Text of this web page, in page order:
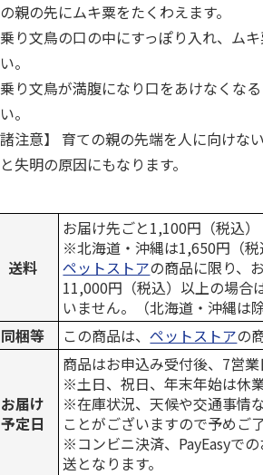
デオトイレ 飛び散
1,320円
(送料別・税込)
獣医師開発 ニオイ
レー
1,550円
(送料別・税込)
親の先にムキ粟をたくわえます。
り文鳥の口の中にすっぽり入れ、ム
。
り文鳥が満腹になり口をあけなくな
。
諸注意】 育ての親の先端を人に向けな
失明の原因にもなります。
送料
お届け先ごと1,100円（税込）
※北海道・沖縄は1,650円（税
ペットストアの商品に限り、
11,000円（税込）以上の場合
いません。（北海道・沖縄は除
同梱等
この商品は、ペットストアの
お届け
予定日
商品はお申込み受付後、7営業
※土日、祝日、年末年始は休
※在庫状況、天候や交通事情
ことがございますので予めご
※コンビニ決済、PayEasyで
送となります。